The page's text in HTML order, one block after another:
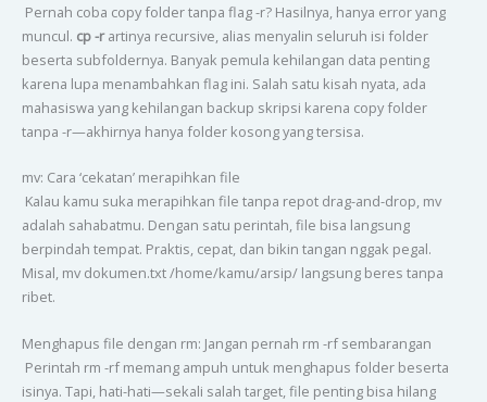
Pernah coba copy folder tanpa flag -r? Hasilnya, hanya error yang
muncul. cp -rartinya recursive, alias menyalin seluruh isi folder
beserta subfoldernya. Banyak pemula kehilangan data penting
karena lupa menambahkan flag ini. Salah satu kisah nyata, ada
mahasiswa yang kehilangan backup skripsi karena copy folder
tanpa -r—akhirnya hanya folder kosong yang tersisa.
mv: Cara ‘cekatan’ merapihkan file
Kalau kamu suka merapihkan file tanpa repot drag-and-drop, mv
adalah sahabatmu. Dengan satu perintah, file bisa langsung
berpindah tempat. Praktis, cepat, dan bikin tangan nggak pegal.
Misal, mv dokumen.txt /home/kamu/arsip/ langsung beres tanpa
ribet.
Menghapus file dengan rm: Jangan pernah rm -rf sembarangan
Perintah rm -rf memang ampuh untuk menghapus folder beserta
isinya. Tapi, hati-hati—sekali salah target, file penting bisa hilang